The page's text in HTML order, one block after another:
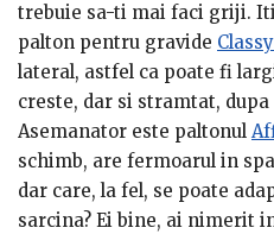
trebuie sa-ti mai faci griji.
palton pentru gravide
lateral, astfel ca poate fi
creste, dar si stramtat, dupa
Asemanator este paltonul
schimb, are fermoarul in
dar care, la fel, se poate
sarcina? Ei bine, ai nimerit